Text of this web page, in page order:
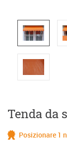
Tenda da
Posizionare 1